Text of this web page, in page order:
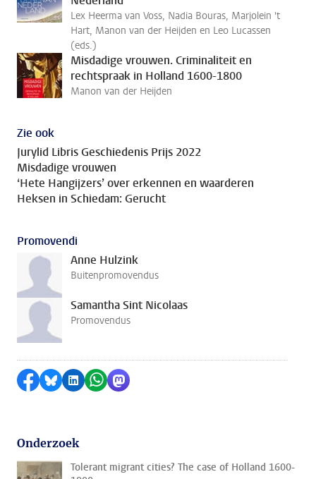
Lex Heerma van Voss, Nadia Bouras, Marjolein 't
Hart, Manon van der Heijden en Leo Lucassen
(eds.)
Misdadige vrouwen. Criminaliteit en
rechtspraak in Holland 1600-1800
Manon van der Heijden
Zie ook
Jurylid Libris Geschiedenis Prijs 2022
Misdadige vrouwen
‘Hete Hangijzers’ over erkennen en waarderen
Heksen in Schiedam: Gerucht
Promovendi
Anne Hulzink
Buitenpromovendus
Samantha Sint Nicolaas
Promovendus
Delen op Facebook
Delen via Bluesky
Delen op LinkedIn
Delen via WhatsApp
Delen via Mastodon
Onderzoek
Tolerant migrant cities? The case of Holland 1600-